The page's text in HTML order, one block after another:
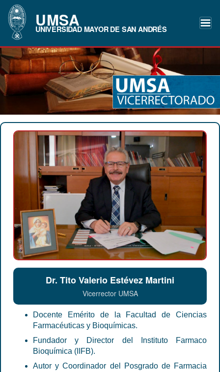
UMSA
UNIVERSIDAD MAYOR DE SAN ANDRÉS
Dr. Tito Valerio Estévez Martini
Vicerrector UMSA
Docente Emérito de la Facultad de Ciencias
Farmacéuticas y Bioquímicas.
Fundador y Director del Instituto Farmaco
Bioquímica (IIFB).
Autor y Coordinador del Posgrado de Farmacia